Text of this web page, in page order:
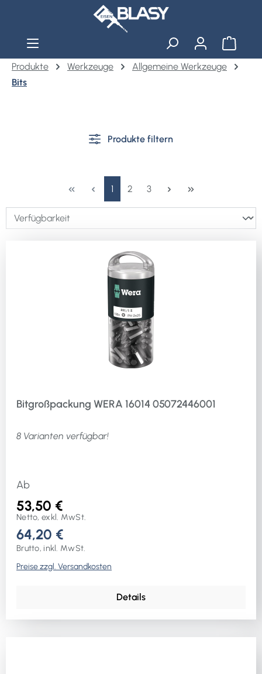
Zum Hauptinhalt springen
Produkte
Werkzeuge
Allgemeine Werkzeuge
Bits
Produkte filtern
Seite
1 Seite
2 Seite
3
Bitgroßpackung WERA 16014 05072446001
8 Varianten verfügbar!
Ab
53,50 €
Netto, exkl. MwSt.
64,20 €
Brutto, inkl. MwSt.
Preise zzgl. Versandkosten
Details